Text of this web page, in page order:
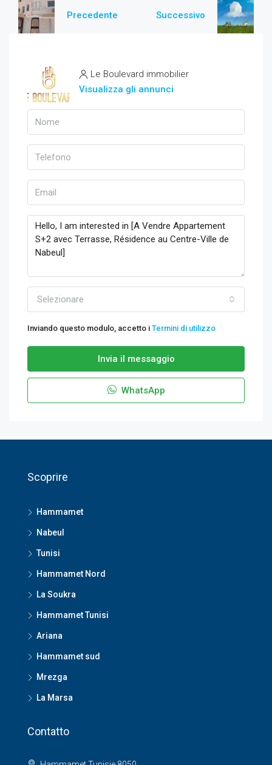
Precedente Successivo
Le Boulevard immobilier
Visualizza gli annunci
Selezionare
Inviando questo modulo, accetto i Termini di utilizzo
Invia il messaggio
WhatsApp
Scoprire
Hammamet
Nabeul
Tunisi
Hammamet Nord
La Soukra
Hammamet Tunisi
Ariana
Hammamet sud
Mrezga
La Marsa
Contatto